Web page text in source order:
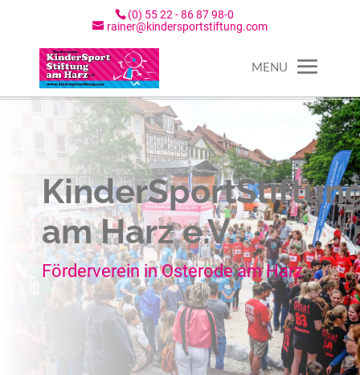
(0) 55 22 - 86 87 98-0
rainer@kindersportstiftung.com
am Harz e.V.
Förderverein in Osterode am Harz